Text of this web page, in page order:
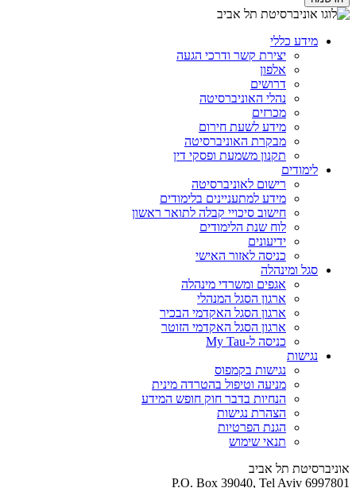
מידע כללי
יצירת קשר ודרכי הגעה
אלפון
דרושים
נהלי האוניברסיטה
מכרזים
מידע לשעת חירום
מבקרת האוניברסיטה
תקנון משמעת ופסקי דין
לימודים
רישום לאוניברסיטה
מידע למתעניינים בלימודים
חישוב סיכויי קבלה לתואר ראשון
לוח שנת הלימודים
ידיעונים
כניסה לאזור האישי
סגל ומינהלה
אגפים ומשרדי מינהלה
ארגון הסגל המנהלי
ארגון הסגל האקדמי הבכיר
ארגון הסגל האקדמי הזוטר
כניסה ל-My Tau
נגישות
נגישות בקמפוס
מניעה וטיפול בהטרדה מינית
הנחיות בדבר חוק חופש המידע
הצהרת נגישות
הגנת הפרטיות
תנאי שימוש
אוניברסיטת תל אביב
P.O. Box 39040, Tel Aviv 6997801